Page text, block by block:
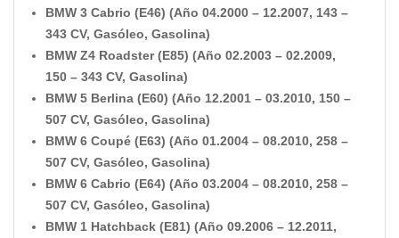
BMW 3 Cabrio (E46) (Año 04.2000 – 12.2007, 143 –
343 CV, Gasóleo, Gasolina)
BMW Z4 Roadster (E85) (Año 02.2003 – 02.2009,
150 – 343 CV, Gasolina)
BMW 5 Berlina (E60) (Año 12.2001 – 03.2010, 150 –
507 CV, Gasóleo, Gasolina)
BMW 6 Coupé (E63) (Año 01.2004 – 08.2010, 258 –
507 CV, Gasóleo, Gasolina)
BMW 6 Cabrio (E64) (Año 03.2004 – 08.2010, 258 –
507 CV, Gasóleo, Gasolina)
BMW 1 Hatchback (E81) (Año 09.2006 – 12.2011,